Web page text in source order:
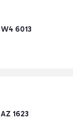
W4 6013
AZ 1623